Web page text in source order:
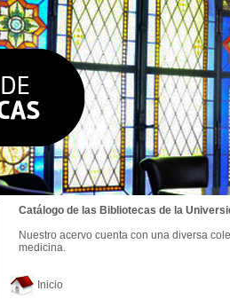
Inicio
Catálogo de las Bibliotecas de la
Nuestro acervo cuenta con una diversa
medicina.